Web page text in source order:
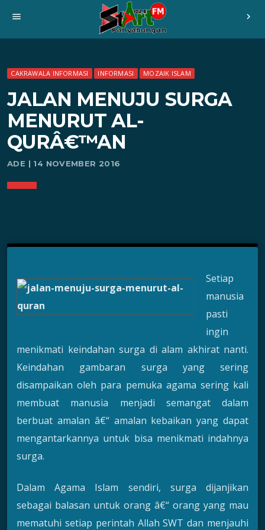
menu chevron_right
CAKRAWALA INFORMASI INFORMASI MOZAIK ISLAM
JALAN MENUJU SURGA
MENURUT AL-
QURÂ€™AN
ADE | 14 NOVEMBER 2016
Setiap
manusia
pasti
ingin
menikmati keindahan surga di alam akhirat nanti.
Keindahan gambaran surga yang sering
disampaikan oleh para pemuka agama sering kali
membuat manusia menjadi semangat dalam
berbuat amalan â€“ amalan kebaikan yang dapat
mengantarkannya untuk bisa menikmati indahnya
surga.
Dalam Agama Islam sendiri, surga dijanjikan
sebagai balasan untuk orang â€“ orang yang mau
mematuhi setiap perintah Allah SWT dan menjauhi